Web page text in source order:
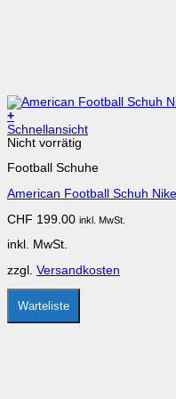
+
Dieses
Produkt
mehrere
auf.
Optionen
auf
Produktseite
gewählt
werden
Schnellansicht
Nicht vorrätig
Football Schuhe
American Football Schuh
CHF 199.00 inkl. MwSt.
inkl. MwSt.
zzgl. Versandkosten
Warteliste